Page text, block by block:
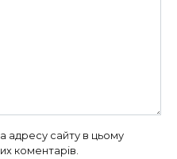
адресу сайту в цьому
коментарів.